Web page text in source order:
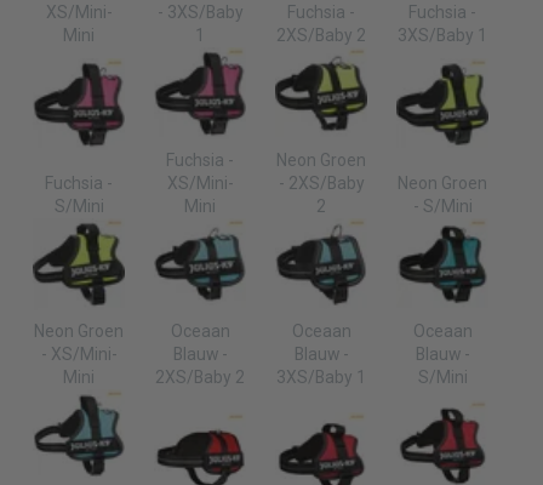
XS/Mini-
Mini
- 3XS/Baby
1
Fuchsia -
2XS/Baby 2
Fuchsia -
3XS/Baby 1
Fuchsia -
S/Mini
Fuchsia -
XS/Mini-
Mini
Neon Groen
- 2XS/Baby
2
Neon Groen
- S/Mini
Neon Groen
- XS/Mini-
Mini
Oceaan
Blauw -
2XS/Baby 2
Oceaan
Blauw -
3XS/Baby 1
Oceaan
Blauw -
S/Mini